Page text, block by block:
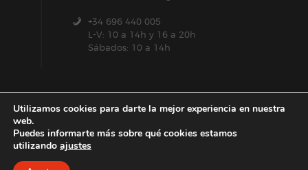
+34 696 440 005
L-V: 10 a 14h y 16 a 20h
Sábados: 10 a 14h
Utilizamos cookies para darte la mejor experiencia en nuestra
web.
Puedes informarte más sobre qué cookies estamos
utilizando ajustes